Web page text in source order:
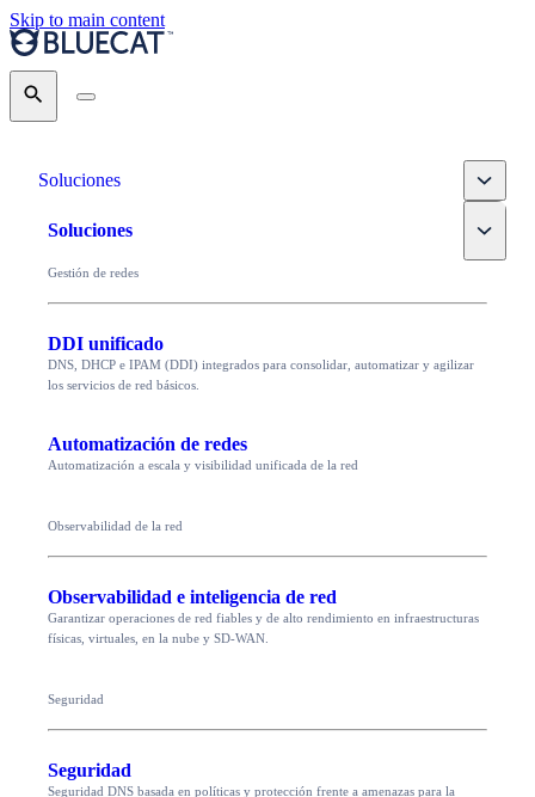
Skip to main content
Search
Soluciones Toggle
Soluciones Toggle
Gestión de redes
DDI unificado
DNS, DHCP e IPAM (DDI) integrados para consolidar, automatizar y agilizar
los servicios de red básicos.
Automatización de redes
Automatización a escala y visibilidad unificada de la red
Observabilidad de la red
Observabilidad e inteligencia de red
Garantizar operaciones de red fiables y de alto rendimiento en infraestructuras
físicas, virtuales, en la nube y SD-WAN.
Seguridad
Seguridad
Seguridad DNS basada en políticas y protección frente a amenazas para la